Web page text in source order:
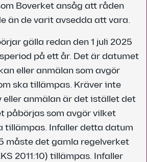
Boverket ansåg att råden
än de varit avsedda att vara.
gälla redan den 1 juli 2025
på ett år. Det är datumet
eller anmälan som avgör
ska tillämpas. Kräver inte
anmälan är det istället det
påbörjas som avgör vilket
tillämpas. Infaller detta datum
måste det gamla regelverket
2011:10) tillämpas. Infaller